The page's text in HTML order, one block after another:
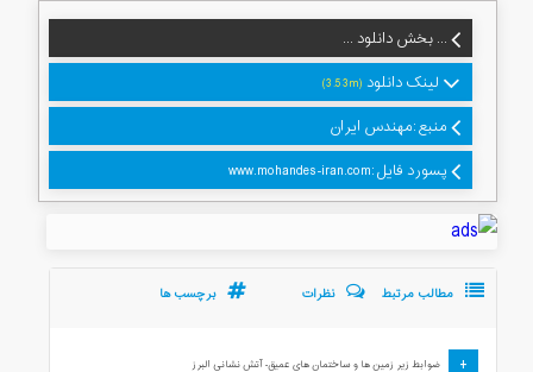
... بخش دانلود ...
لینک دانلود (3.53m)
منبع:مهندس ایران
پسورد فایل:www.mohandes-iran.com
مطالب مرتبط نظرات برچسب ها
ضوابط زیر زمین ها و ساختمان های عمیق- آتش نشانی البرز